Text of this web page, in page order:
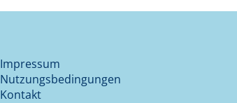
Impressum
Nutzungsbedingungen
Kontakt